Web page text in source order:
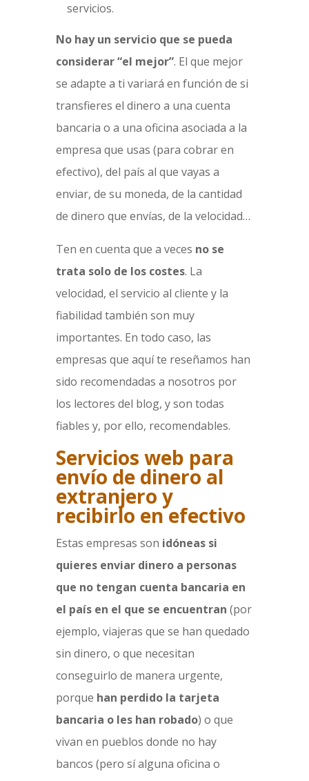
servicios.
No hay un servicio que se pueda
considerar “el mejor”. El que mejor
se adapte a ti variará en función de si
transfieres el dinero a una cuenta
bancaria o a una oficina asociada a la
empresa que usas (para cobrar en
efectivo), del país al que vayas a
enviar, de su moneda, de la cantidad
de dinero que envías, de la velocidad…
Ten en cuenta que a veces no se
trata solo de los costes. La
velocidad, el servicio al cliente y la
fiabilidad también son muy
importantes. En todo caso, las
empresas que aquí te reseñamos han
sido recomendadas a nosotros por
los lectores del blog, y son todas
fiables y, por ello, recomendables.
Servicios web para
envío de dinero al
extranjero y
recibirlo en efectivo
Estas empresas son idóneas si
quieres enviar dinero a personas
que no tengan cuenta bancaria en
el país en el que se encuentran (por
ejemplo, viajeras que se han quedado
sin dinero, o que necesitan
conseguirlo de manera urgente,
porque han perdido la tarjeta
bancaria o les han robado) o que
vivan en pueblos donde no hay
bancos (pero sí alguna oficina o